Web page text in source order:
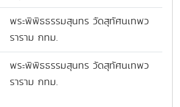
พระพิพิธธรรมสุนทร วัดสุทัศนเทพว
ราราม กทม.
พระพิพิธธรรมสุนทร วัดสุทัศนเทพว
ราราม กทม.